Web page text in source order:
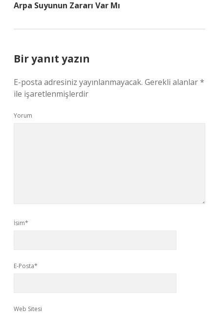
Arpa Suyunun Zararı Var Mı
Bir yanıt yazın
E-posta adresiniz yayınlanmayacak. Gerekli alanlar*
ile işaretlenmişlerdir
Yorum
İsim*
E-Posta*
Web Sitesi